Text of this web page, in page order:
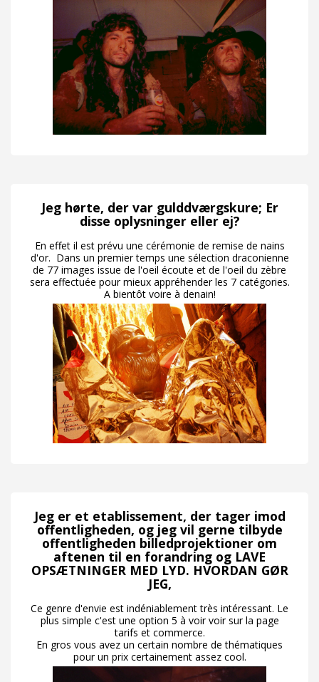
Jeg hørte, der var gulddværgskure; Er
disse oplysninger eller ej?
En effet il est prévu une cérémonie de remise de nains
d'or. Dans un premier temps une sélection draconienne
de 77 images issue de l'oeil écoute et de l'oeil du zèbre
sera effectuée pour mieux appréhender les 7 catégories.
A bientôt voire à denain!
Jeg er et etablissement, der tager imod
offentligheden, og jeg vil gerne tilbyde
offentligheden billedprojektioner om
aftenen til en forandring og LAVE
OPSÆTNINGER MED LYD. HVORDAN GØR
JEG,
Ce genre d'envie est indéniablement très intéressant. Le
plus simple c'est une option 5 à voir voir sur la page
tarifs et commerce.
En gros vous avez un certain nombre de thématiques
pour un prix certainement assez cool.